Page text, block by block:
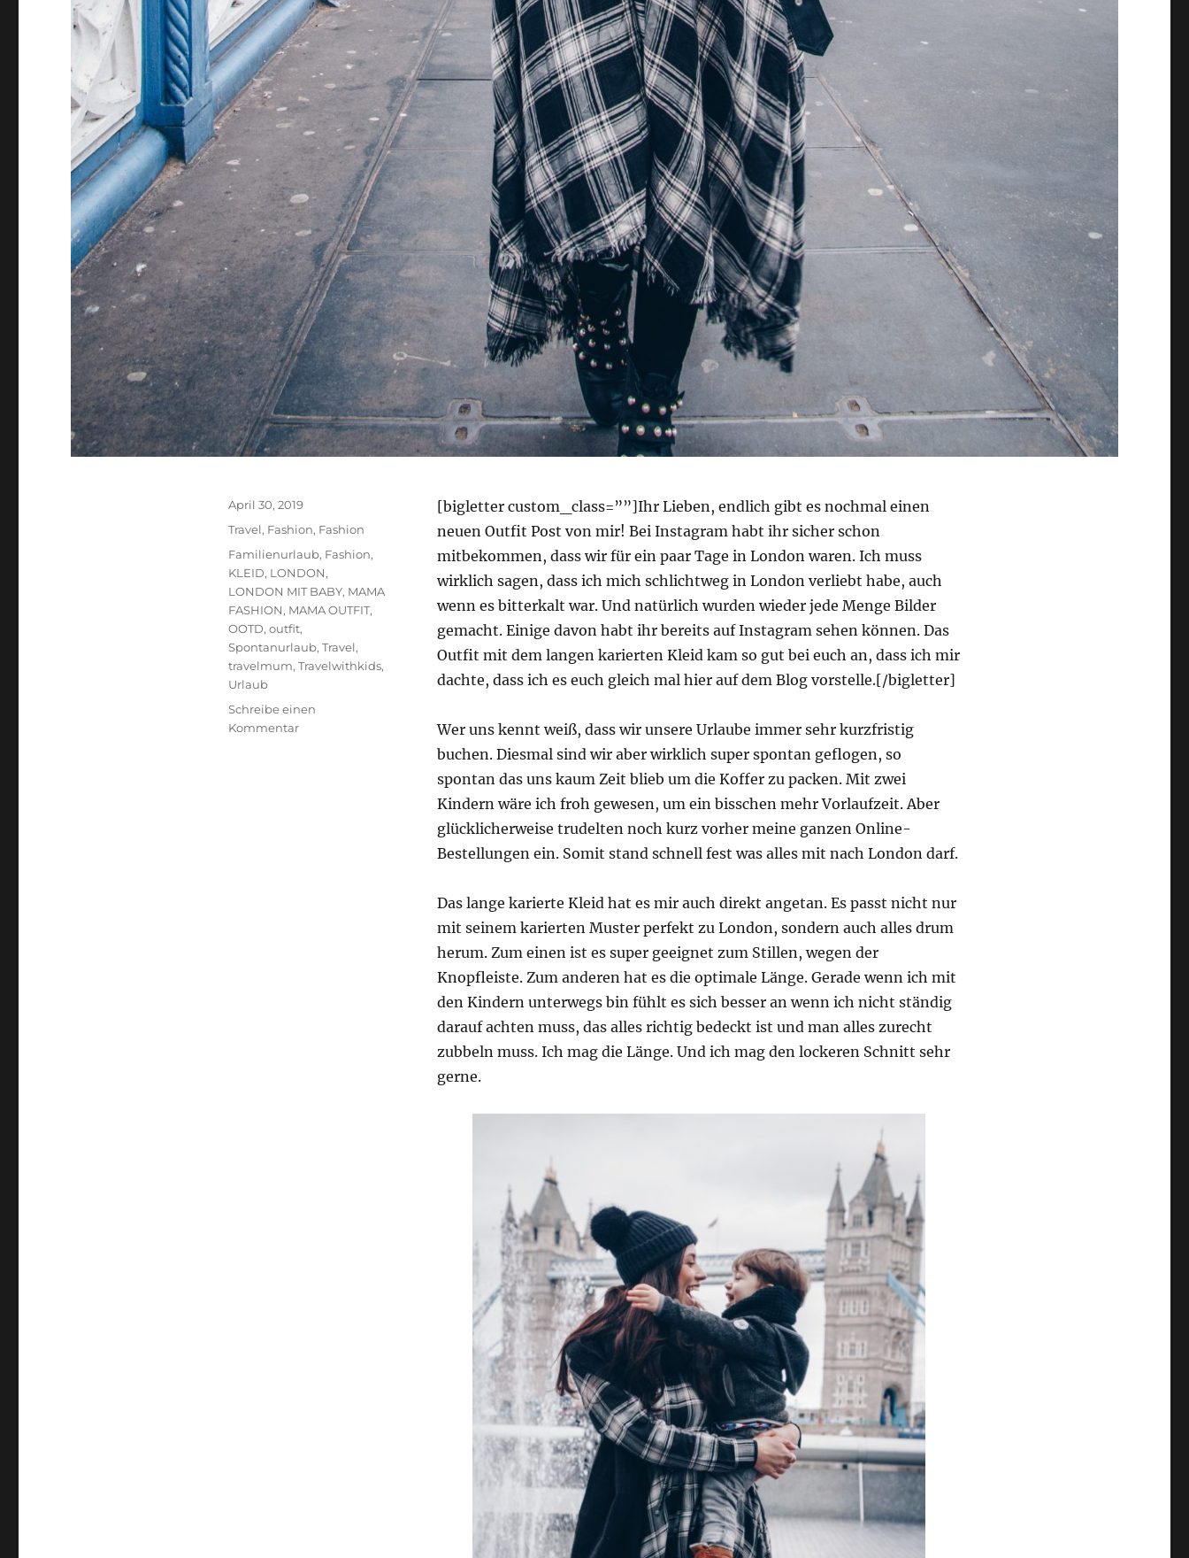
[bigletter custom_class=””]Ihr Lieben, endlich gibt es nochmal einen
neuen Outfit Post von mir! Bei Instagram habt ihr sicher schon
mitbekommen, dass wir für ein paar Tage in London waren. Ich muss
wirklich sagen, dass ich mich schlichtweg in London verliebt habe, auch
wenn es bitterkalt war. Und natürlich wurden wieder jede Menge Bilder
gemacht. Einige davon habt ihr bereits auf Instagram sehen können. Das
Outfit mit dem langen karierten Kleid kam so gut bei euch an, dass ich mir
dachte, dass ich es euch gleich mal hier auf dem Blog vorstelle.[/bigletter]
Wer uns kennt weiß, dass wir unsere Urlaube immer sehr kurzfristig
buchen. Diesmal sind wir aber wirklich super spontan geflogen, so
spontan das uns kaum Zeit blieb um die Koffer zu packen. Mit zwei
Kindern wäre ich froh gewesen, um ein bisschen mehr Vorlaufzeit. Aber
glücklicherweise trudelten noch kurz vorher meine ganzen Online-
Bestellungen ein. Somit stand schnell fest was alles mit nach London darf.
Das lange karierte Kleid hat es mir auch direkt angetan. Es passt nicht nur
mit seinem karierten Muster perfekt zu London, sondern auch alles drum
herum. Zum einen ist es super geeignet zum Stillen, wegen der
Knopfleiste. Zum anderen hat es die optimale Länge. Gerade wenn ich mit
den Kindern unterwegs bin fühlt es sich besser an wenn ich nicht ständig
darauf achten muss, das alles richtig bedeckt ist und man alles zurecht
zubbeln muss. Ich mag die Länge. Und ich mag den lockeren Schnitt sehr
gerne.
Veröffentlicht
am
April 30, 2019
Kategorien
Travel, Fashion, Fashion
Schlagwörter
Familienurlaub, Fashion,
KLEID, LONDON,
LONDON MIT BABY, MAMA
FASHION, MAMA OUTFIT,
OOTD, outfit,
Spontanurlaub, Travel,
travelmum, Travelwithkids,
Urlaub
Schreibe einen
Kommentarzu